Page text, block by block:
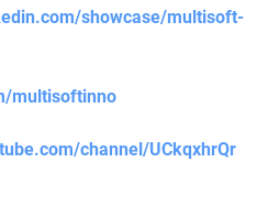
showcase/multisoft-
multisoftinno
channel/UCkqxhrQr